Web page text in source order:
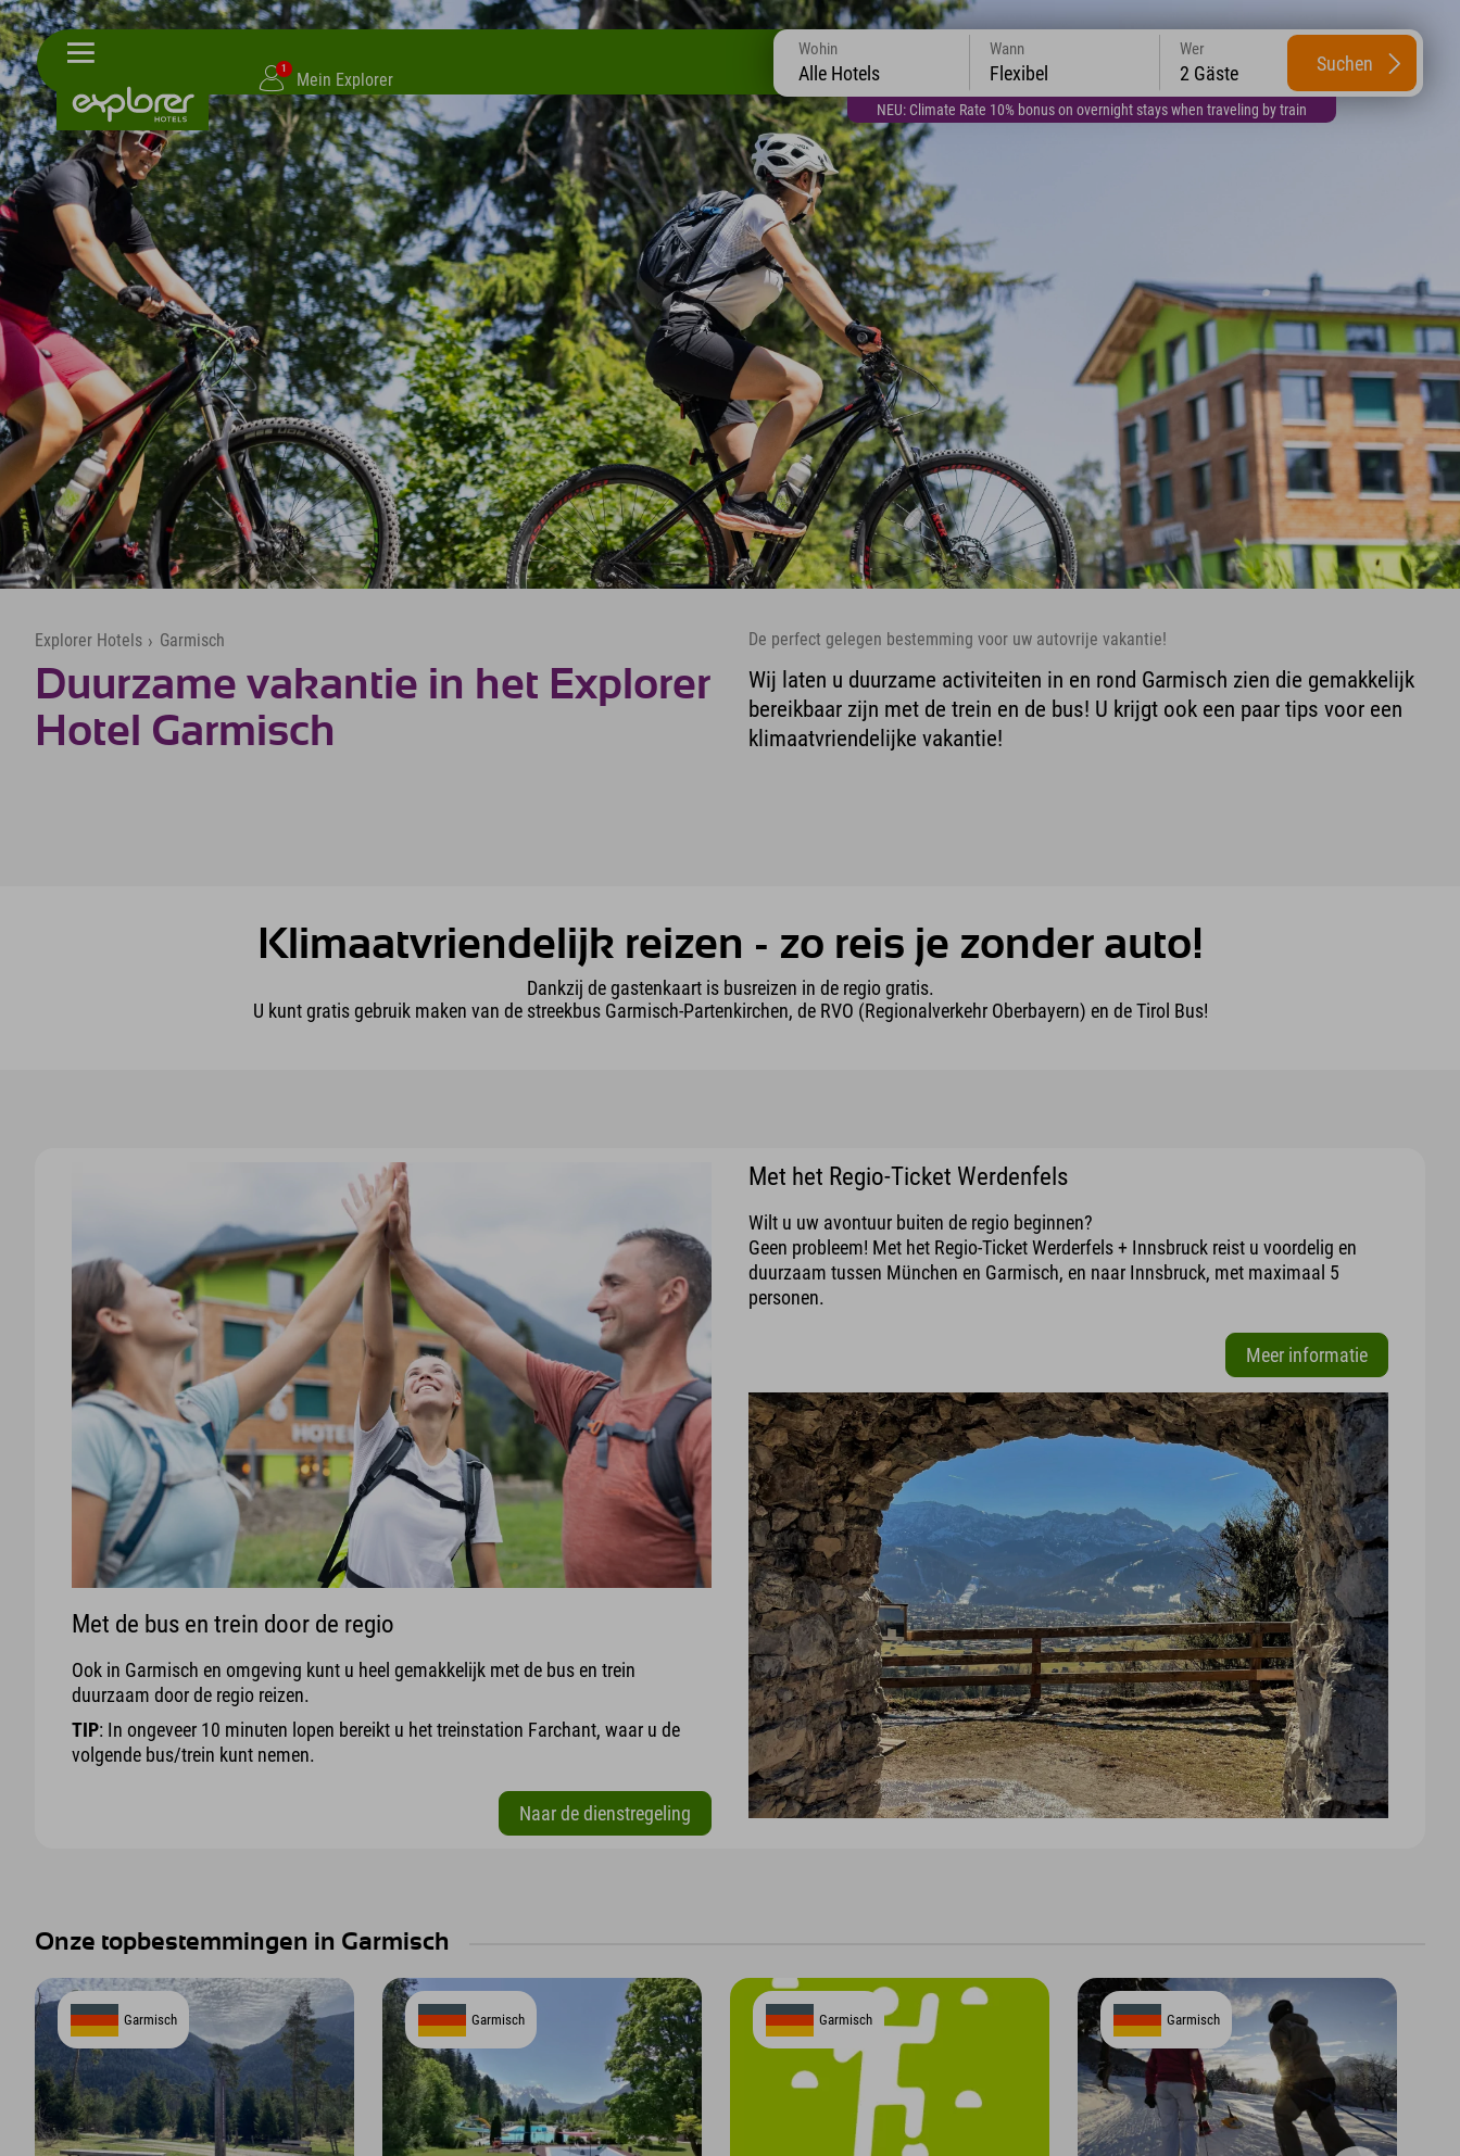
1
Mein Explorer
NEU: Climate Rate 10% bonus on overnight stays when traveling by train
Wohin
Alle Hotels
Wann
Flexibel
Wer
2 Gäste Suchen
Explorer Hotels › Garmisch
Duurzame vakantie in het Explorer
Hotel Garmisch
De perfect gelegen bestemming voor uw autovrije vakantie!
Wij laten u duurzame activiteiten in en rond Garmisch zien die gemakkelijk
bereikbaar zijn met de trein en de bus! U krijgt ook een paar tips voor een
klimaatvriendelijke vakantie!
Klimaatvriendelijk reizen - zo reis je zonder auto!
Dankzij de gastenkaart is busreizen in de regio gratis.
U kunt gratis gebruik maken van de streekbus Garmisch-Partenkirchen, de RVO (Regionalverkehr Oberbayern) en de Tirol Bus!
Met de bus en trein door de regio
Ook in Garmisch en omgeving kunt u heel gemakkelijk met de bus en trein
duurzaam door de regio reizen.
TIP: In ongeveer 10 minuten lopen bereikt u het treinstation Farchant, waar u de
volgende bus/trein kunt nemen.
Naar de dienstregeling
Met het Regio-Ticket Werdenfels
Wilt u uw avontuur buiten de regio beginnen?
Geen probleem! Met het Regio-Ticket Werderfels + Innsbruck reist u voordelig en
duurzaam tussen München en Garmisch, en naar Innsbruck, met maximaal 5
personen.
Meer informatie
Onze topbestemmingen in Garmisch
Garmisch Garmisch Garmisch Garmisch